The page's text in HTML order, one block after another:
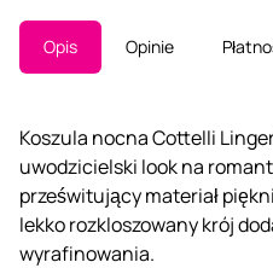
Opis Opinie
Koszula nocna Cottelli
uwodzicielski look na
prześwitujący materiał
lekko rozkloszowany krój
wyrafinowania.